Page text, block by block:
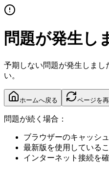
問題が発生し
予期しない問題が発生しまし
い。
ホームへ戻る ページを
問題が続く場合：
ブラウザーのキャッシ
最新版を使用している
インターネット接続を